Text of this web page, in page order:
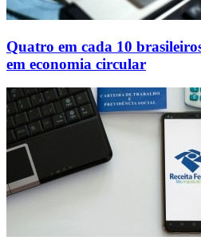
Quatro em cada 10
em economia circular